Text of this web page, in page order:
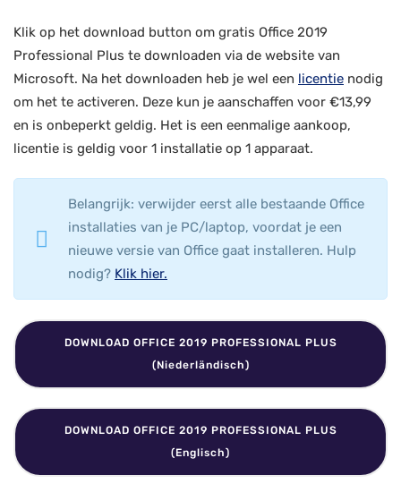
Klik op het download button om gratis Office 2019
Professional Plus te downloaden via de website van
Microsoft. Na het downloaden heb je wel een licentie nodig
om het te activeren. Deze kun je aanschaffen voor €13,99
en is onbeperkt geldig. Het is een eenmalige aankoop,
licentie is geldig voor 1 installatie op 1 apparaat.
Belangrijk: verwijder eerst alle bestaande Office
installaties van je PC/laptop, voordat je een
nieuwe versie van Office gaat installeren. Hulp
nodig? Klik hier.
DOWNLOAD OFFICE 2019 PROFESSIONAL PLUS
(Niederländisch)
DOWNLOAD OFFICE 2019 PROFESSIONAL PLUS
(Englisch)